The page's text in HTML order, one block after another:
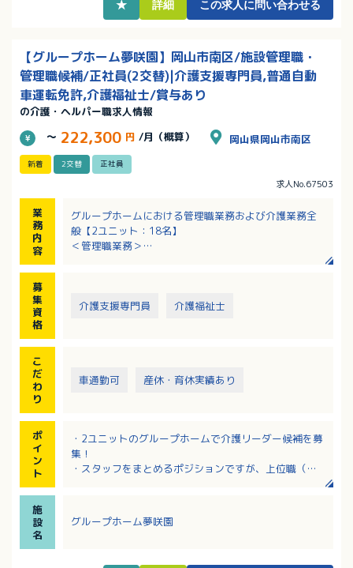
★ 詳細 この求人に問い合わせる
【グループホーム夢咲園】岡山市南区/施設管理職・
管理職候補/正社員(2交替)|介護支援専門員,普通自動
車運転免許,介護福祉士/賞与あり
の介護・ヘルパー職求人情報
～ 222,300 円 /月（概算） 岡山県岡山市南区
新着 2交替 正社員
求人No.67503
業
務
内
容
グループホームにおける管理職業務および介護業務全
般【2ユニット：18名】
＜管理職業務＞
・ご家族、病院関係との対応（入居時の契約等）、面
募
集
資
格
介護支援専門員 介護福祉士
こ
だ
わ
り
車通勤可 産休・育休実績あり
ポ
イ
ン
ト
・2ユニットのグループホームで介護リーダー候補を募
集！
・スタッフをまとめるポジションですが、上位職（主
い施設！
・キャリアアップを目指す方必見！マネジメント経験
施
設
名
グループホーム夢咲園